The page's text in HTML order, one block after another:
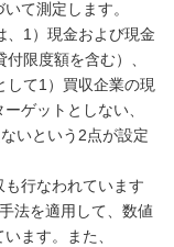
て測定します。
、1）現金および現金
限度額を含む）、
して1）買収企業の現
ゲットとしない、
いという2点が設定
行なわれています
法を適用して、数値
ます。また、